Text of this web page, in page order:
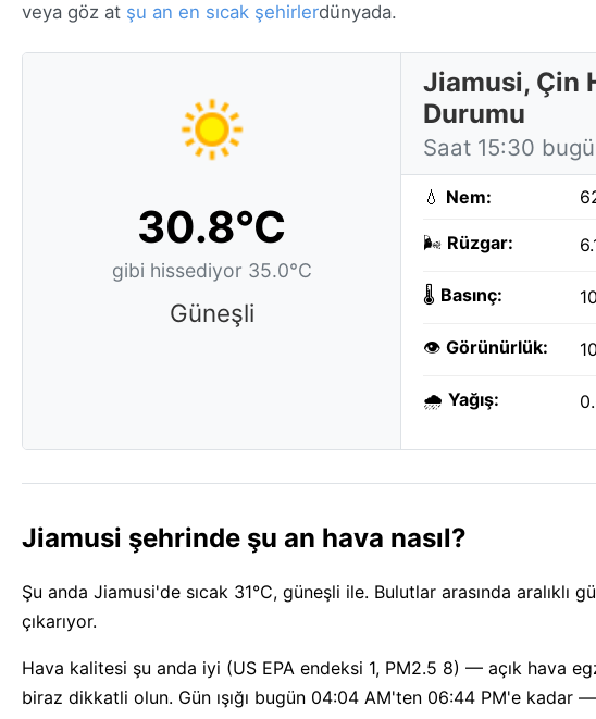
veya göz at şu an en sıcak şehirlerdünyada.
30.8°C
gibi hissediyor 35.0°C
Güneşli
Jiamusi, Çin
Durumu
Saat 15:30
💧 Nem:
🌬️ Rüzgar:
🌡️ Basınç:
👁️ Görünürlük:
🌧️ Yağış:
Jiamusi şehrinde şu an hava nasıl?
Şu anda Jiamusi'de sıcak 31°C, güneşli ile. Bulutlar arasında aralıklı
çıkarıyor.
Hava kalitesi şu anda iyi (US EPA endeksi 1, PM2.5 8) — açık hava
biraz dikkatli olun. Gün ışığı bugün 04:04 AM'ten 06:44 PM'e kadar